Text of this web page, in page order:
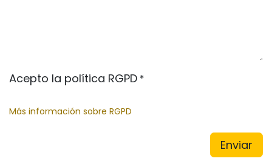
Acepto la política RGPD *
Más información sobre RGPD
Enviar